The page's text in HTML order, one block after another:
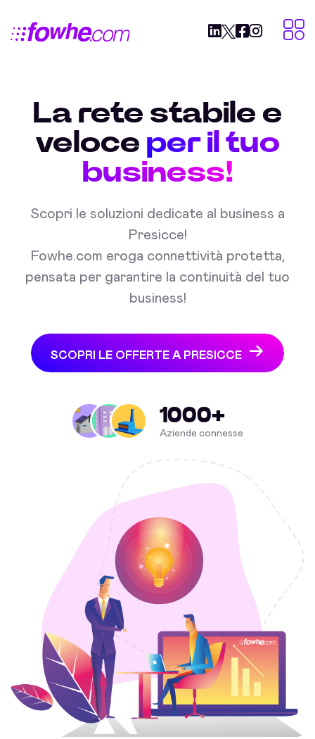
La rete stabile e
veloce per il tuo
business!
Scopri le soluzioni dedicate al business a
Presicce!
Fowhe.com eroga connettività protetta,
pensata per garantire la continuità del tuo
business!
SCOPRI LE OFFERTE A PRESICCE
1000+
Aziende connesse